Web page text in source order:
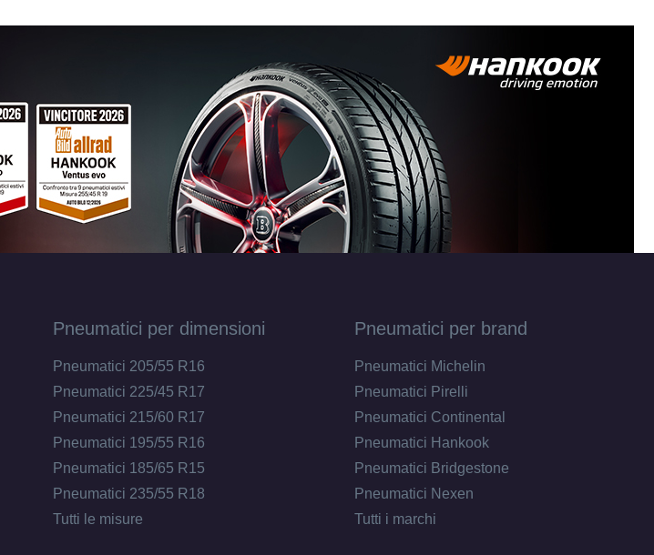
Pneumatici per dimensioni
Pneumatici 205/55 R16
Pneumatici 225/45 R17
Pneumatici 215/60 R17
Pneumatici 195/55 R16
Pneumatici 185/65 R15
Pneumatici 235/55 R18
Tutti le misure
Pneumatici per brand
Pneumatici Michelin
Pneumatici Pirelli
Pneumatici Continental
Pneumatici Hankook
Pneumatici Bridgestone
Pneumatici Nexen
Tutti i marchi